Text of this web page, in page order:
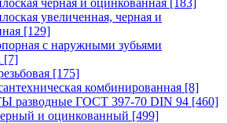
черная и оцинкованная [183]
увеличенная, черная и
[129]
с наружными зубьями
[7]
[175]
комбинированная [8]
ГОСТ 397-70 DIN 94 [460]
и оцинкованный [499]